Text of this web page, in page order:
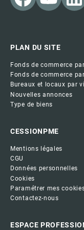
PLAN DU SITE
Fonds de commerce
Fonds de commerce
Bureaux et locaux par
Nouvelles annonces
Type de biens
CESSIONPME
Mentions légales
CGU
Données personnelles
Cookies
Paramétrer mes
Contactez-nous
ESPACE